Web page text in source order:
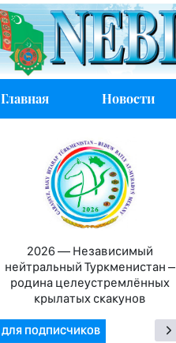
Главная Новости
2026 — Независимый
нейтральный Туркменистан –
родина целеустремлённых
крылатых скакунов
ДЛЯ ПОДПИСЧИКОВ